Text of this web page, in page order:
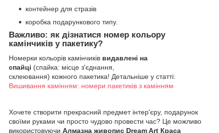
контейнер для стразів
коробка подарункового типу.
Важливо: як дізнатися номер кольору
камінчиків у пакетику?
Номерки кольорів камінчиків видавлені на
спайці (спайка: місце з'єднання,
склеювання) кожного пакетика! Детальніше у статті:
Вишивання камінням: номери пакетиків з камінням
Хочете створити прекрасний предмет інтер'єру, подарунок
своїми руками чи просто чудово провести час? Це можливо
використовуючи Алмазна живопис Dream Art Краса